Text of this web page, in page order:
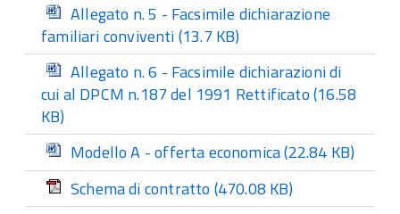
Allegato n. 5 - Facsimile dichiarazione
familiari conviventi(13.7 KB)
Allegato n. 6 - Facsimile dichiarazioni di
cui al DPCM n.187 del 1991 Rettificato(16.58
KB)
Modello A - offerta economica(22.84 KB)
Schema di contratto (470.08 KB)